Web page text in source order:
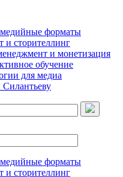
форматы
и сторителлинг
и монетизация
обучение
для медиа
форматы
и сторителлинг